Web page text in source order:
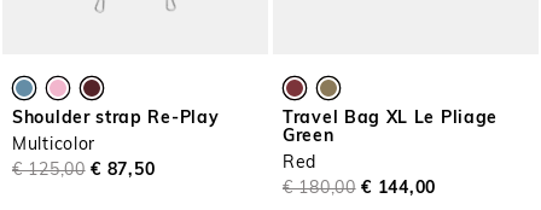
Shoulder strap Re-Play
Multicolor
€ 125,00 € 87,50
Travel Bag XL Le Pliage
Green
Red
€ 180,00 € 144,00